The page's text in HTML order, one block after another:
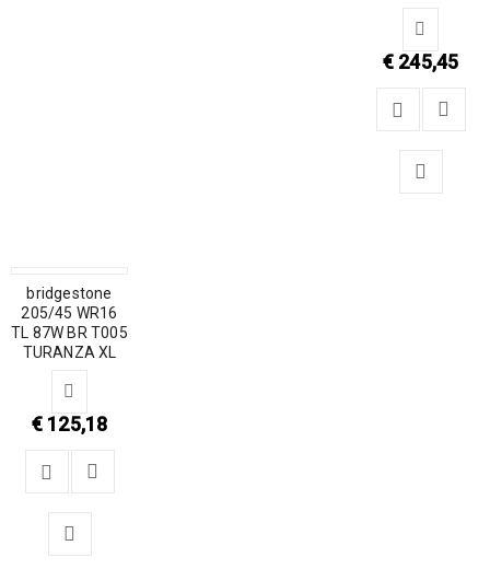
€245,45
bridgestone
205/45 WR16
TL 87W BR T005
TURANZA XL
€125,18